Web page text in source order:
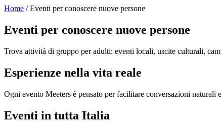
Home / Eventi per conoscere nuove persone
Eventi per conoscere nuove persone
Trova attività di gruppo per adulti: eventi locali, uscite culturali,
Esperienze nella vita reale
Ogni evento Meeters è pensato per facilitare conversazioni naturali
Eventi in tutta Italia